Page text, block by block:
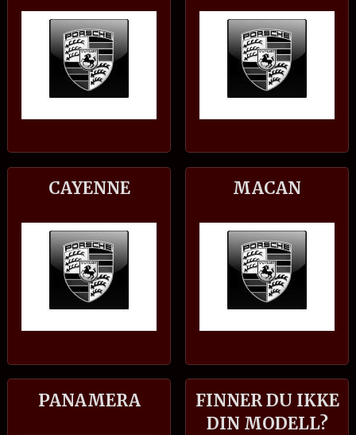
CAYENNE MACAN
PANAMERA
FINNER DU IKKE
DIN MODELL?